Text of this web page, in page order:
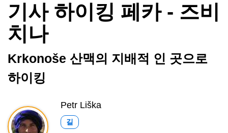
기사 하이킹 페카 - 즈비
치나
Krkonoše 산맥의 지배적 인 곳으로
하이킹
Petr Liška
길